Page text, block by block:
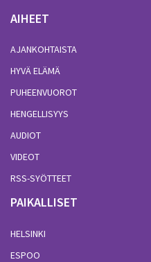
AIHEET
AJANKOHTAISTA
HYVÄ ELÄMÄ
PUHEENVUOROT
HENGELLISYYS
AUDIOT
VIDEOT
RSS-SYÖTTEET
PAIKALLISET
HELSINKI
ESPOO